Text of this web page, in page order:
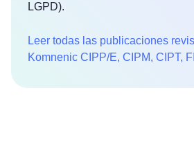
LGPD).
Leer todas las publicaciones
Komnenic CIPP/E, CIPM, CIPT,